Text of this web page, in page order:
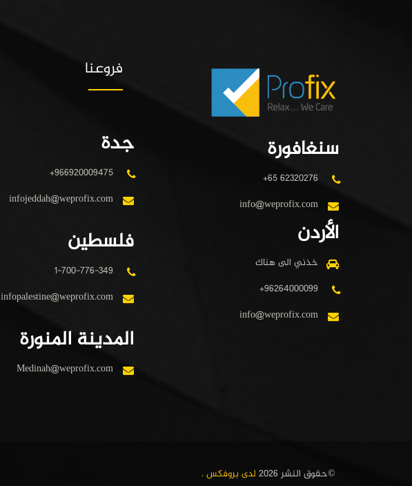
سنغافورة
+65 62320276
info@weprofix.com
الأردن
خذني الى هناك
+96264000099
info@weprofix.com
فروعنا
جدة
+966920009475
infojeddah@weprofix.com
فلسطين
1-700-776-349
infopalestine@weprofix.com
المدينة المنورة
Medinah@weprofix.com
©حقوق النشر2026 لدى بروفكس .